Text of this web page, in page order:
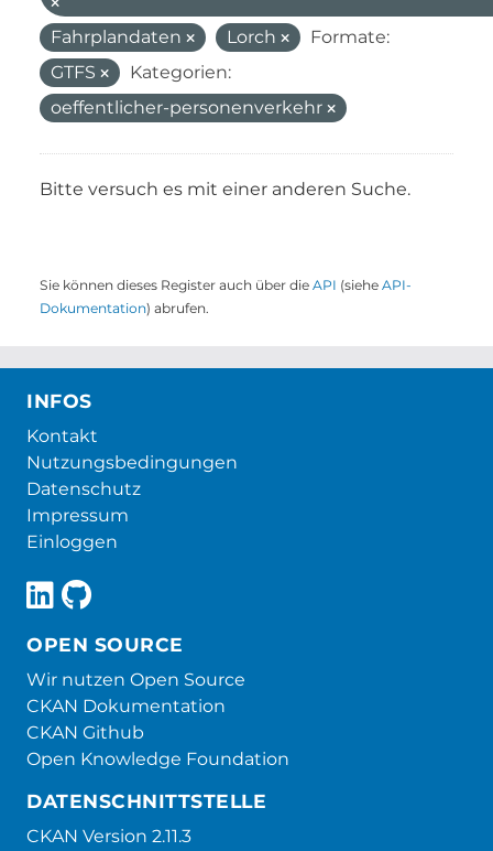
Fahrplandaten Lorch
Formate:
GTFS
Kategorien:
oeffentlicher-personenverkehr
Bitte versuch es mit einer anderen Suche.
Sie können dieses Register auch über die API (siehe API-
Dokumentation) abrufen.
INFOS
Kontakt
Nutzungsbedingungen
Datenschutz
Impressum
Einloggen
OPEN SOURCE
Wir nutzen Open Source
CKAN Dokumentation
CKAN Github
Open Knowledge Foundation
DATENSCHNITTSTELLE
CKAN Version 2.11.3